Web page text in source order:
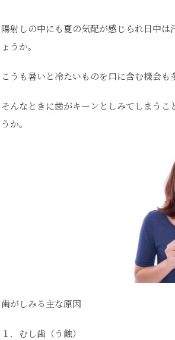
陽射しの中にも夏の気配が感じられ日中
ょうか。
こうも暑いと冷たいものを口に含む機会も
そんなときに歯がキーンとしみてしまう
うか。
歯がしみる主な原因
１．むし歯（う蝕）